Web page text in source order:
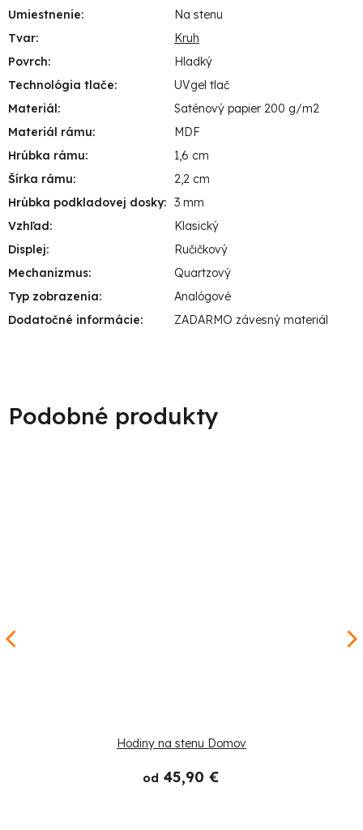
Umiestnenie:
Na stenu
Tvar:
Kruh
Povrch:
Hladký
Technológia tlače:
UVgel tlač
Materiál:
Saténový papier 200 g/m2
Materiál rámu:
MDF
Hrúbka rámu:
1,6 cm
Šírka rámu:
2,2 cm
Hrúbka podkladovej dosky: 3 mm
Vzhľad:
Klasický
Displej:
Ručičkový
Mechanizmus:
Quartzový
Typ zobrazenia:
Analógové
Dodatočné informácie: ZADARMO závesný materiál
Hodiny na stenu Domov
od 45,90 €